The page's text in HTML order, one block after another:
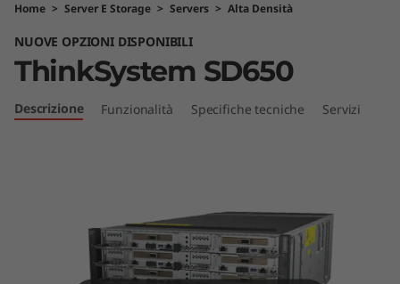
k
S
y
Home > Server E Storage > Servers > Alta Densità
NUOVE OPZIONI DISPONIBILI
ThinkSystem SD650
Descrizione Funzionalità Specifiche tecniche Servizi